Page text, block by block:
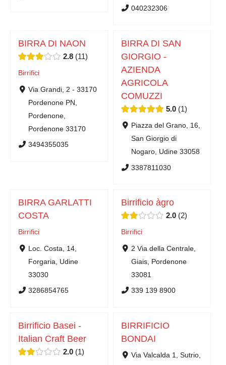
040232306
BIRRA DI NAON
2.8 11
Birrifici
Via Grandi, 2 - 33170
Pordenone PN,
Pordenone,
Pordenone 33170
3494355035
BIRRA DI SAN
GIORGIO -
AZIENDA
AGRICOLA
COMUZZI
5.0 1
Piazza del Grano, 16,
San Giorgio di
Nogaro, Udine 33058
3387811030
BIRRA GARLATTI
COSTA
Birrifici
Loc. Costa, 14,
Forgaria, Udine
33030
3286854765
Birrificio àgro
2.0 2
Birrifici
2 Via della Centrale,
Giais, Pordenone
33081
339 139 8900
Birrificio Basei -
Italian Craft Beer
2.0 1
BIRRIFICIO
BONDAI
Via Valcalda 1, Sutrio,